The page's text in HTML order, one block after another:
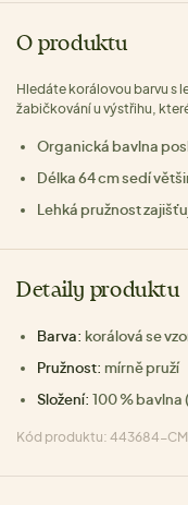
O produktu
Hledáte korálovou barvu s
žabičkování u výstřihu,
Organická bavlna
Délka 64 cm sedí
Lehká pružnost
Detaily produktu
Barva: korálová se
Pružnost: mírně pruží
Složení: 100 % bavlna
Kód produktu: 443684-CM